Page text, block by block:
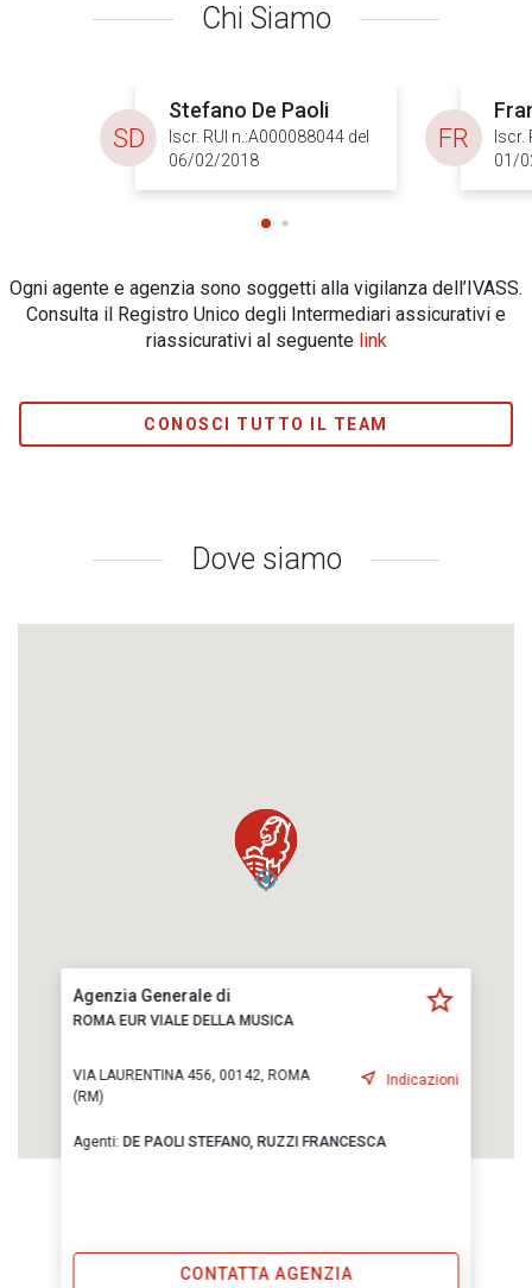
Chi Siamo
Stefano De Paoli
Iscr. RUI n.:A000088044 del
06/02/2018
SD
Iscr.
01/
FR
Ogni agente e agenzia sono soggetti alla vigilanza dell’IVASS.
Consulta il Registro Unico degli Intermediari assicurativi e
riassicurativi al seguente link
CONOSCI TUTTO IL TEAM
Dove siamo
Agenzia Generale di
ROMA EUR VIALE DELLA MUSICA
VIA LAURENTINA 456, 00142, ROMA
(RM)
Indicazioni
Agenti: DE PAOLI STEFANO, RUZZI FRANCESCA
CONTATTA AGENZIA